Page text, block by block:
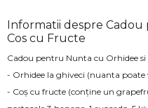
Informatii despre
Cos cu Fructe
Cadou pentru Nunta cu Orhidee si
- Orhidee la ghiveci (nuanta
- Coș cu fructe (conține un